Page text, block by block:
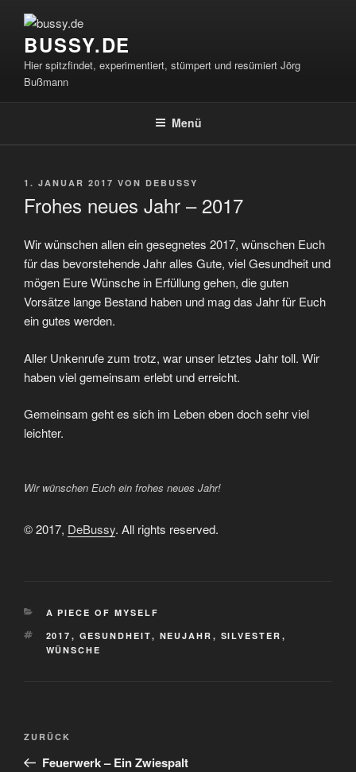
Inhalt
springenBUSSY.DE
Hier spitzfindet, experimentiert, stümpert und resümiert Jörg
Bußmann
Menü
VERÖFFENTLICHT
1. JANUAR 2017 VON DEBUSSY
Frohes neues Jahr – 2017
Wir wünschen allen ein gesegnetes 2017, wünschen Euch
für das bevorstehende Jahr alles Gute, viel Gesundheit und
mögen Eure Wünsche in Erfüllung gehen, die guten
Vorsätze lange Bestand haben und mag das Jahr für Euch
ein gutes werden.
Aller Unkenrufe zum trotz, war unser letztes Jahr toll. Wir
haben viel gemeinsam erlebt und erreicht.
Gemeinsam geht es sich im Leben eben doch sehr viel
leichter.
Wir wünschen Euch ein frohes neues Jahr!
© 2017, DeBussy. All rights reserved.
KATEGORIEN
A PIECE OF MYSELF
SCHLAGWÖRTER
2017 , GESUNDHEIT, NEUJAHR , SILVESTER ,
WÜNSCHE
Beitragsnavigation
Vorheriger
Beitrag
ZURÜCK
Feuerwerk – Ein Zwiespalt